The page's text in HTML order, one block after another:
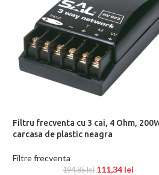
Filtru frecventa cu 3 cai, 4 Ohm,
carcasa de plastic neagra
Filtre frecventa
194,85lei 111,34 lei